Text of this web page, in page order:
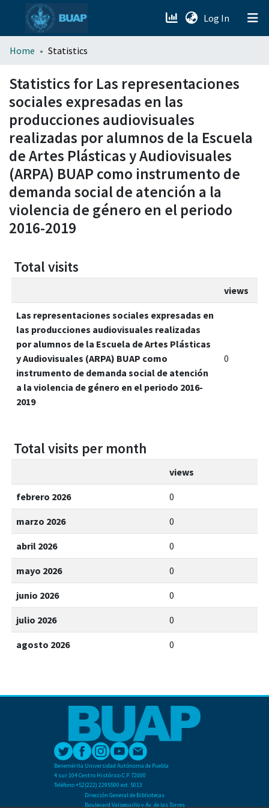
Log In (current)
menu.section.about_menu
All of DSpace
Home Statistics
Statistics for Las representaciones
sociales expresadas en las
producciones audiovisuales
realizadas por alumnos de la Escuela
de Artes Plásticas y Audiovisuales
(ARPA) BUAP como instrumento de
demanda social de atención a la
violencia de género en el periodo
2016-2019
Total visits
views
Las representaciones sociales expresadas en
las producciones audiovisuales realizadas
por alumnos de la Escuela de Artes Plásticas
y Audiovisuales (ARPA) BUAP como
instrumento de demanda social de atención
a la violencia de género en el periodo 2016-
2019
0
Total visits per month
views
febrero 2026 0
marzo 2026 0
abril 2026 0
mayo 2026 0
junio 2026 0
julio 2026 0
agosto 2026 0
Benemérita Universidad Autónoma de Puebla
4 sur 104 Centro Histórico C.P. 72000
Teléfono +52(222) 2295500 ext. 5013
Dirección General de Bibliotecas
Boulevard Valsequillo y Av. de las Torres